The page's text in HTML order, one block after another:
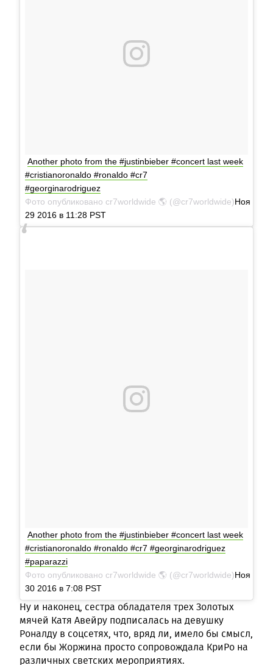
Another photo from the #justinbieber #concert last week
#cristianoronaldo #ronaldo #cr7
#georginarodriguez
Фото опубликовано cr7worldwide 🌎 (@cr7worldwide)Ноя
29 2016 в 11:28 PST
Another photo from the #justinbieber #concert last week
#cristianoronaldo #ronaldo #cr7 #georginarodriguez
#paparazzi
Фото опубликовано cr7worldwide 🌎 (@cr7worldwide)Ноя
30 2016 в 7:08 PST
Ну и наконец, сестра обладателя трех Золотых
мячей Катя Авейру подписалась на девушку
Роналду в соцсетях, что, вряд ли, имело бы смысл,
если бы Жоржина просто сопровождала КриРо на
различных светских мероприятиях.